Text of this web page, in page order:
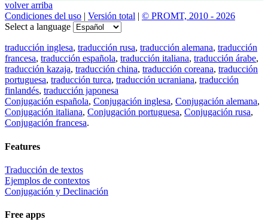
volver arriba
Condiciones del uso | Versión total | © PROMT, 2010 - 2026
Select a language
traducción inglesa, traducción rusa, traducción alemana, traducción
francesa, traducción española, traducción italiana, traducción árabe,
traducción kazaja, traducción china, traducción coreana, traducción
portuguesa, traducción turca, traducción ucraniana, traducción
finlandés, traducción japonesa
Conjugación española, Conjugación inglesa, Conjugación alemana,
Conjugación italiana, Conjugación portuguesa, Conjugación rusa,
Conjugación francesa.
Features
Traducción de textos
Ejemplos de contextos
Conjugación y Declinación
Free apps